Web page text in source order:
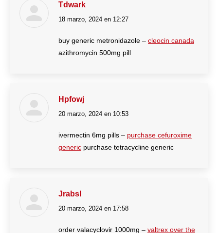
Tdwark
dice:
18 marzo, 2024 en 12:27
buy generic metronidazole – cleocin canada
azithromycin 500mg pill
Hpfowj
dice:
20 marzo, 2024 en 10:53
ivermectin 6mg pills – purchase cefuroxime
generic purchase tetracycline generic
Jrabsl
dice:
20 marzo, 2024 en 17:58
order valacyclovir 1000mg – valtrex over the